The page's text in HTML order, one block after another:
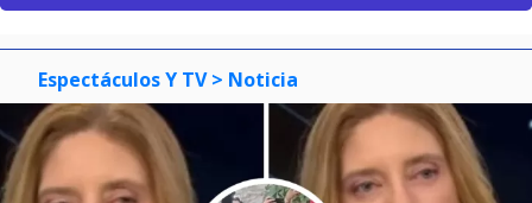
Espectáculos Y TV > Noticia